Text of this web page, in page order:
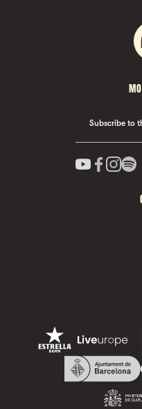
Subscribe to